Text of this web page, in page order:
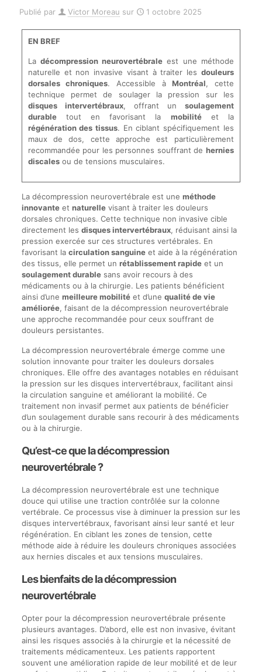
Publié par Victor Moreau sur 1 octobre 2025
EN BREF
Ladécompression neurovertébrale est une méthode
naturelle et non invasive visant à traiter les douleurs
dorsales chroniques. Accessible àMontréal, cette
technique permet de soulager la pression sur les
disques intervertébraux, offrant un soulagement
durabletout en favorisant la mobilitéet la
régénération des tissus. En ciblant spécifiquement les
maux de dos, cette approche est particulièrement
recommandée pour les personnes souffrant de hernies
discalesou de tensions musculaires.
La décompression neurovertébrale est une méthode
innovanteet naturellevisant à traiter les douleurs
dorsales chroniques. Cette technique non invasive cible
directement les disques intervertébraux, réduisant ainsi la
pression exercée sur ces structures vertébrales. En
favorisant la circulation sanguineet aide à la régénération
des tissus, elle permet un rétablissement rapideet un
soulagement durablesans avoir recours à des
médicaments ou à la chirurgie. Les patients bénéficient
ainsi d’une meilleure mobilitéet d’une qualité de vie
améliorée, faisant de la décompression neurovertébrale
une approche recommandée pour ceux souffrant de
douleurs persistantes.
La décompression neurovertébrale émerge comme une
solution innovante pour traiter les douleurs dorsales
chroniques. Elle offre des avantages notables en réduisant
la pression sur les disques intervertébraux, facilitant ainsi
la circulation sanguine et améliorant la mobilité. Ce
traitement non invasif permet aux patients de bénéficier
d’un soulagement durable sans recourir à des médicaments
ou à la chirurgie.
Qu’est-ce que la décompression
neurovertébrale ?
La décompression neurovertébrale est une technique
douce qui utilise une traction contrôlée sur la colonne
vertébrale. Ce processus vise à diminuer la pression sur les
disques intervertébraux, favorisant ainsi leur santé et leur
régénération. En ciblant les zones de tension, cette
méthode aide à réduire les douleurs chroniques associées
aux hernies discales et aux tensions musculaires.
Les bienfaits de la décompression
neurovertébrale
Opter pour la décompression neurovertébrale présente
plusieurs avantages. D’abord, elle est non invasive, évitant
ainsi les risques associés à la chirurgie et la nécessité de
traitements médicamenteux. Les patients rapportent
souvent une amélioration rapide de leur mobilité et de leur